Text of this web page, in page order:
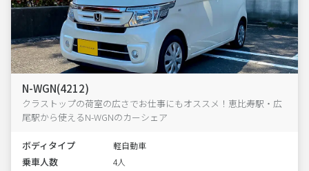
N-WGN(4212)
クラストップの荷室の広さでお仕事にもオススメ！恵比寿駅・広
尾駅から使えるN-WGNのカーシェア
ボディタイプ 軽自動車
乗車人数 4人